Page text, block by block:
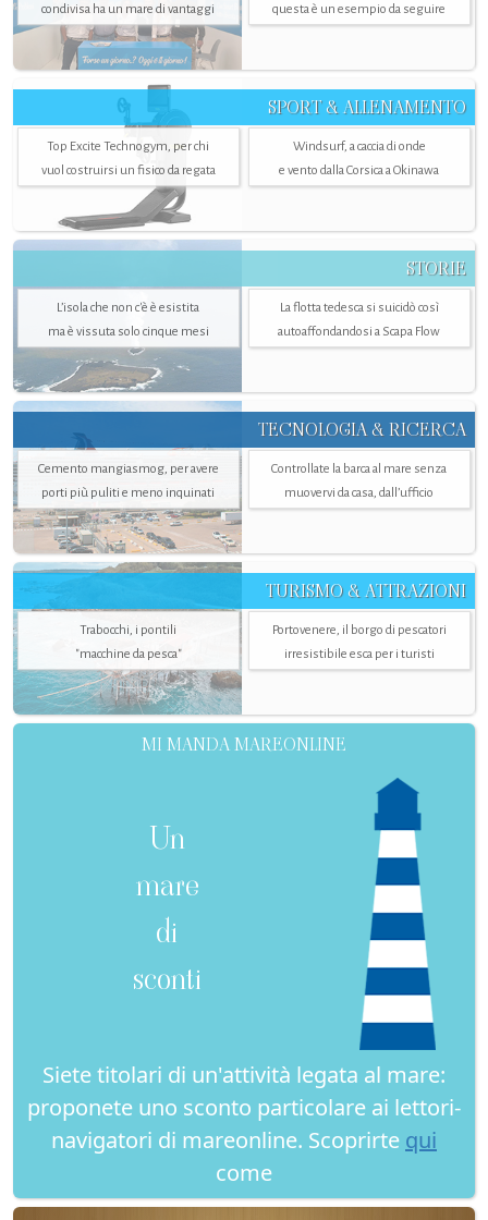
condivisa ha un mare di vantaggi questa è un esempio da seguire
SPORT & ALLENAMENTO
Top Excite Technogym, per chi
vuol costruirsi un fisico da regata
Windsurf, a caccia di onde
e vento dalla Corsica a Okinawa
STORIE
L’isola che non c'è è esistita
ma è vissuta solo cinque mesi
La flotta tedesca si suicidò così
autoaffondandosi a Scapa Flow
TECNOLOGIA & RICERCA
Cemento mangiasmog, per avere
porti più puliti e meno inquinati
Controllate la barca al mare senza
muovervi da casa, dall’ufficio
TURISMO & ATTRAZIONI
Trabocchi, i pontili
"macchine da pesca"
Portovenere, il borgo di pescatori
irresistibile esca per i turisti
MI MANDA MAREONLINE
Un
mare
di
sconti
Siete titolari di un'attività legata al mare:
proponete uno sconto particolare ai lettori-
navigatori di mareonline. Scoprirte qui
come